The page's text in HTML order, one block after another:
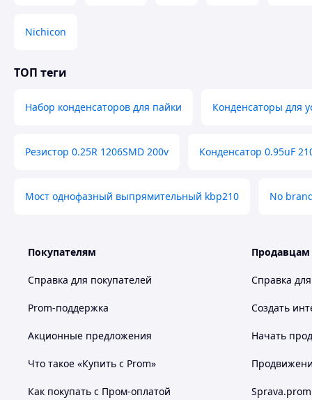
Применение: схемотехника, цепи питания, ремонт
Похожие товары по характеристикам
Nichicon
ТОП теги
Набор конденсаторов для пайки Конденсаторы для
Резистор 0.25R 1206SMD 200v Конденсатор 0.95uF
Мост однофазный выпрямительный kbp210 No
Покупателям
Справка для покупателей
Prom-поддержка
Акционные предложения
Что такое «Купить с Prom»
Как покупать с Пром-оплатой
Продавцам
Справка
Создать
Начать